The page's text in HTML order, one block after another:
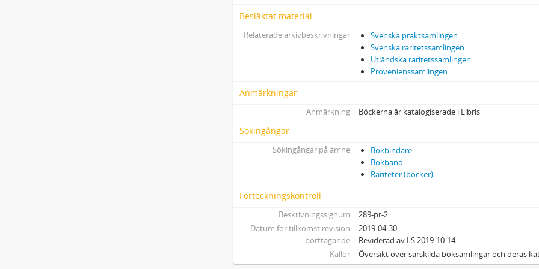
Besläktat material
Relaterade arkivbeskrivningar
Svenska praktsamlingen
Svenska raritetssamlingen
Utländska raritetssamlingen
Provenienssamlingen
Anmärkningar
Anmärkning Böckerna är katalogiserade i Libris
Sökingångar
Sökingångar på ämne
Bokbindare
Bokband
Rariteter (böcker)
Förteckningskontroll
Beskrivningssignum
289-pr-2
Datum för tillkomst revision
borttagande
2019-04-30
Reviderad av LS 2019-10-14
Källor
Översikt över särskilda boksamlingar och deras